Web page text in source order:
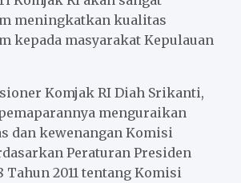
meningkatkan kualitas
kepada masyarakat Kepulauan
Komjak RI Diah Srikanti,
menguraikan
dan kewenangan Komisi
Peraturan Presiden
Tahun 2011 tentang Komisi